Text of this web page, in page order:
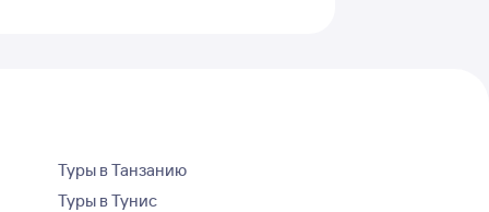
Туры в Танзанию
Туры в Тунис